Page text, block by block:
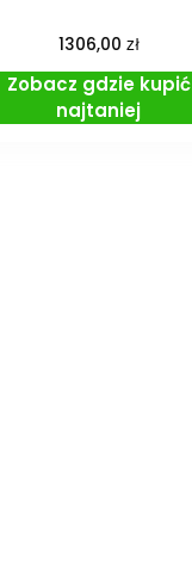
1306,00 zł
Zobacz gdzie kupić
najtaniej